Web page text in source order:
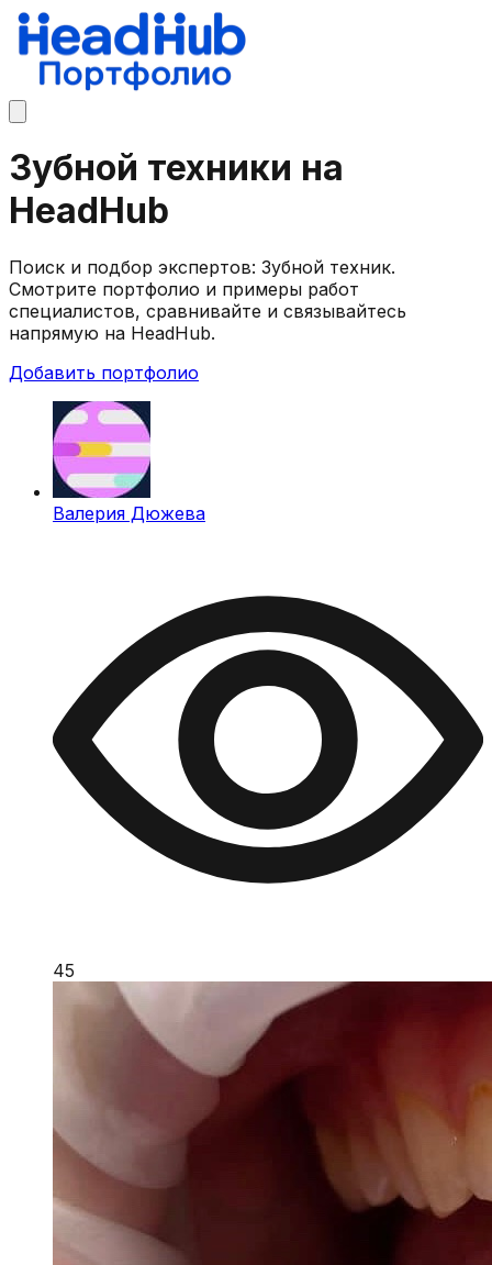
Зубной техники на
HeadHub
Поиск и подбор экспертов: Зубной техник.
Смотрите портфолио и примеры работ
специалистов, сравнивайте и связывайтесь
напрямую на HeadHub.
Добавить портфолио
Валерия Дюжева
45